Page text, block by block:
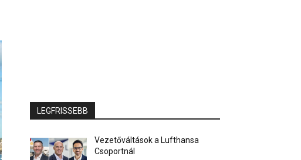
LEGFRISSEBB
Vezetőváltások a Lufthansa
Csoportnál